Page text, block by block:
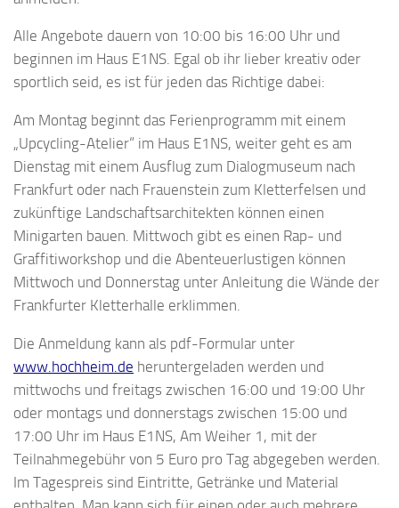
Alle Angebote dauern von 10:00 bis 16:00 Uhr und
beginnen im Haus E1NS. Egal ob ihr lieber kreativ oder
sportlich seid, es ist für jeden das Richtige dabei:
Am Montag beginnt das Ferienprogramm mit einem
„Upcycling-Atelier“ im Haus E1NS, weiter geht es am
Dienstag mit einem Ausflug zum Dialogmuseum nach
Frankfurt oder nach Frauenstein zum Kletterfelsen und
zukünftige Landschaftsarchitekten können einen
Minigarten bauen. Mittwoch gibt es einen Rap- und
Graffitiworkshop und die Abenteuerlustigen können
Mittwoch und Donnerstag unter Anleitung die Wände der
Frankfurter Kletterhalle erklimmen.
Die Anmeldung kann als pdf-Formular unter
www.hochheim.de heruntergeladen werden und
mittwochs und freitags zwischen 16:00 und 19:00 Uhr
oder montags und donnerstags zwischen 15:00 und
17:00 Uhr im Haus E1NS, Am Weiher 1, mit der
Teilnahmegebühr von 5 Euro pro Tag abgegeben werden.
Im Tagespreis sind Eintritte, Getränke und Material